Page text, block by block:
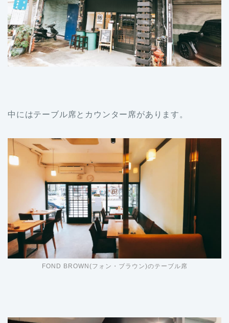
中にはテーブル席とカウンター席があります。
FOND BROWN(フォン・ブラウン)のテーブル席